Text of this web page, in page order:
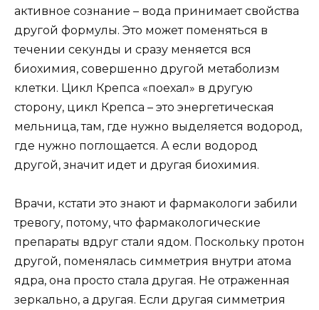
активное сознание – вода принимает свойства
другой формулы. Это может поменяться в
течении секунды и сразу меняется вся
биохимия, совершенно другой метаболизм
клетки. Цикл Крепса «поехал» в другую
сторону, цикл Крепса – это энергетическая
мельница, там, где нужно выделяется водород,
где нужно поглощается. А если водород
другой, значит идет и другая биохимия.
Врачи, кстати это знают и фармакологи забили
тревогу, потому, что фармакологические
препараты вдруг стали ядом. Поскольку протон
другой, поменялась симметрия внутри атома
ядра, она просто стала другая. Не отраженная
зеркально, а другая. Если другая симметрия